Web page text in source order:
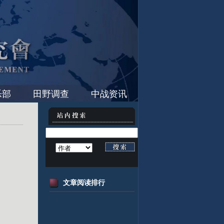
田野调查 中战资讯
文章阅读排行